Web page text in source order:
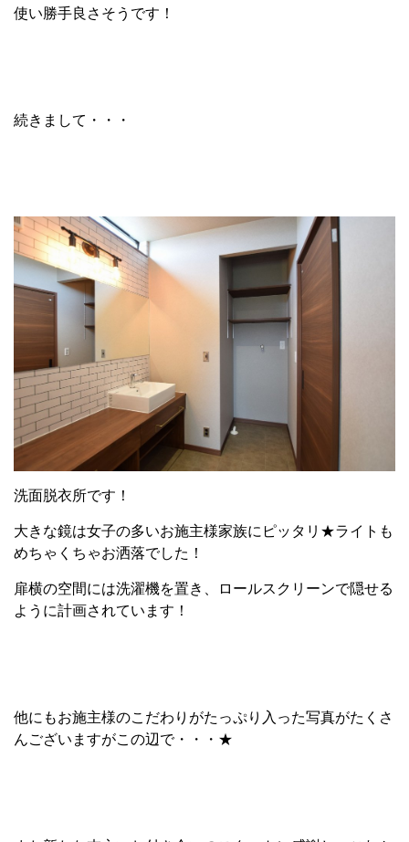
使い勝手良さそうです！
続きまして・・・
洗面脱衣所です！
大きな鏡は女子の多いお施主様家族にピッタリ★ライトも
めちゃくちゃお洒落でした！
扉横の空間には洗濯機を置き、ロールスクリーンで隠せる
ように計画されています！
他にもお施主様のこだわりがたっぷり入った写真がたくさ
んございますがこの辺で・・・★